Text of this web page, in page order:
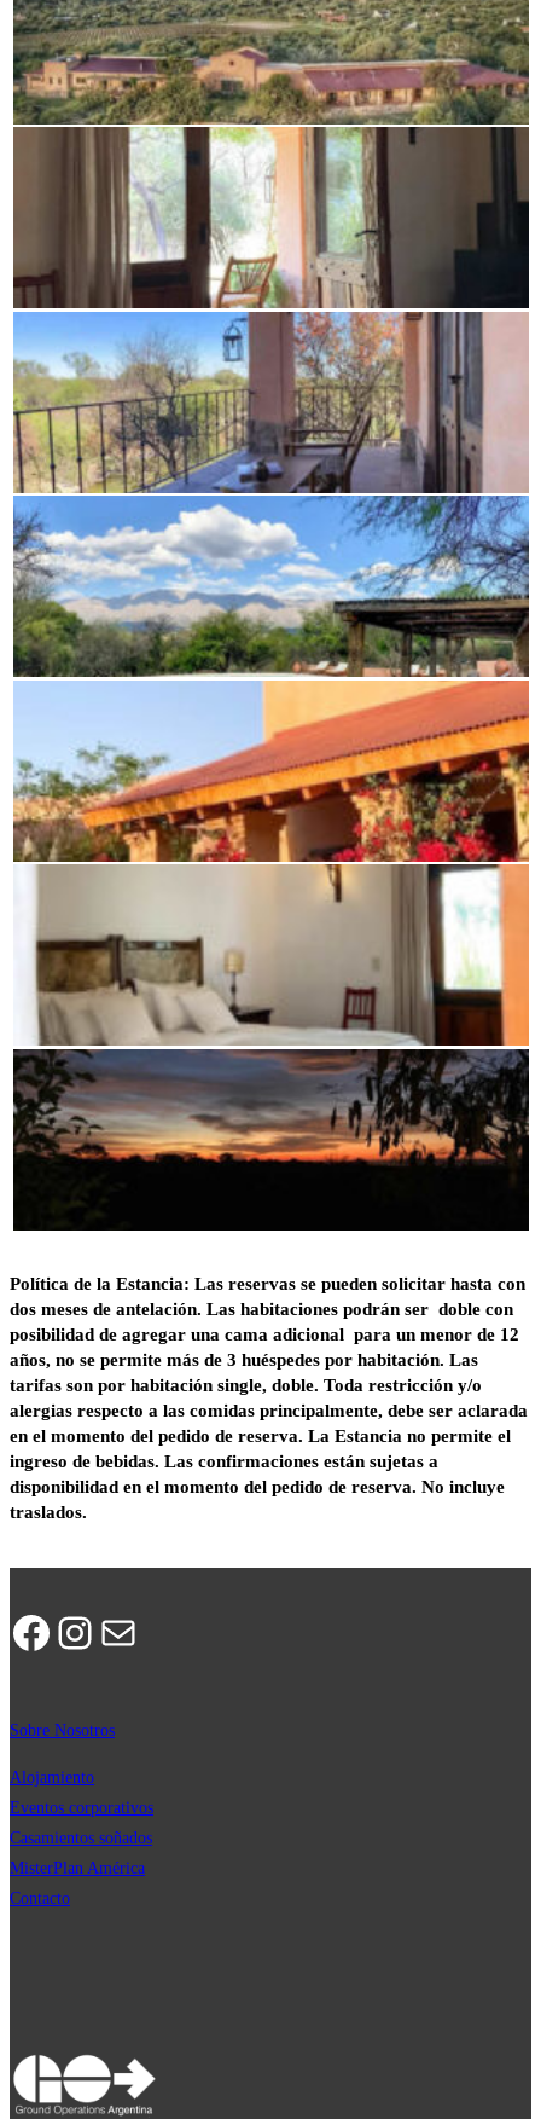
Política de la Estancia: Las reservas se pueden solicitar hasta con
dos meses de antelación. Las habitaciones podrán ser doble con
posibilidad de agregar una cama adicional para un menor de 12
años, no se permite más de 3 huéspedes por habitación. Las
tarifas son por habitación single, doble. Toda restricción y/o
alergias respecto a las comidas principalmente, debe ser aclarada
en el momento del pedido de reserva. La Estancia no permite el
ingreso de bebidas. Las confirmaciones están sujetas a
disponibilidad en el momento del pedido de reserva. No incluye
traslados.
Facebook Instagram Correo electrónico
Sobre Nosotros
Alojamiento
Eventos corporativos
Casamientos soñados
MisterPlan América
Contacto